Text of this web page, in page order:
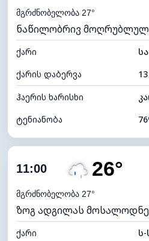
ნამის წერტილი
ხილვადობა
10
განათების ინდექსი 7
ღრუბლის სიმაღლე
მგრძნობელობა 27°
ნაწილობრივ
ქარი
სა
ქარის დაბერვა
ჰაერის ხარისხი
ტენიანობა
ღრუბლიანობა
ნამის წერტილი
ხილვადობა
განათების ინდექსი 7
11:00 26°
მგრძნობელობა 27°
ზოგ ადგილას
ქარი
ს-